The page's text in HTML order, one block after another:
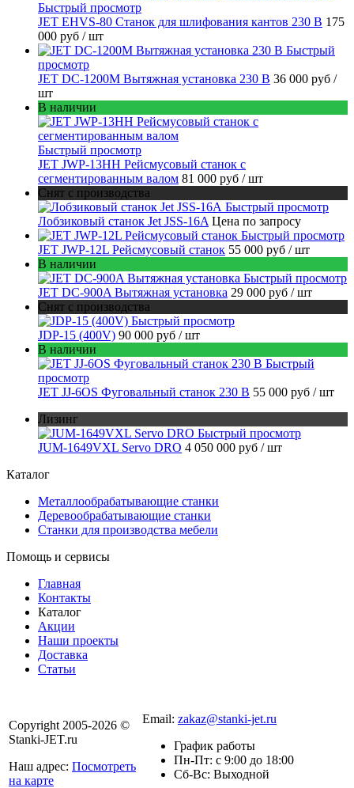
Быстрый просмотр
JET EHVS-80 Станок для шлифования кантов 230 В 175
000 руб / шт
Быстрый
просмотр
JET DC-1200M Вытяжная установка 230 В 36 000 руб /
шт
В наличии
Быстрый просмотр
JET JWP-13HH Рейсмусовый станок с
сегментированным валом 81 000 руб / шт
Снят с производства
Быстрый просмотр
Лобзиковый станок Jet JSS-16A Цена по запросу
Быстрый просмотр
JET JWP-12L Рейсмусовый станок 55 000 руб / шт
В наличии
Быстрый просмотр
JET DC-900A Вытяжная установка 29 000 руб / шт
Снят с производства
Быстрый просмотр
JDP-15 (400V) 90 000 руб / шт
В наличии
Быстрый
просмотр
JET JJ-6OS Фуговальный станок 230 В 55 000 руб / шт
Лизинг
Быстрый просмотр
JUM-1649VXL Servo DRO 4 050 000 руб / шт
Каталог
Металлообрабатывающие станки
Деревообрабатывающие станки
Станки для производства мебели
Помощь и сервисы
Главная
Контакты
Каталог
Акции
Наши проекты
Доставка
Статьи
Copyright 2005-2026 ©
Stanki-JET.ru
Наш адрес: Посмотреть
на карте
Email: zakaz@stanki-jet.ru
График работы
Пн-Пт: с 9:00 до 18:00
Сб-Вс: Выходной